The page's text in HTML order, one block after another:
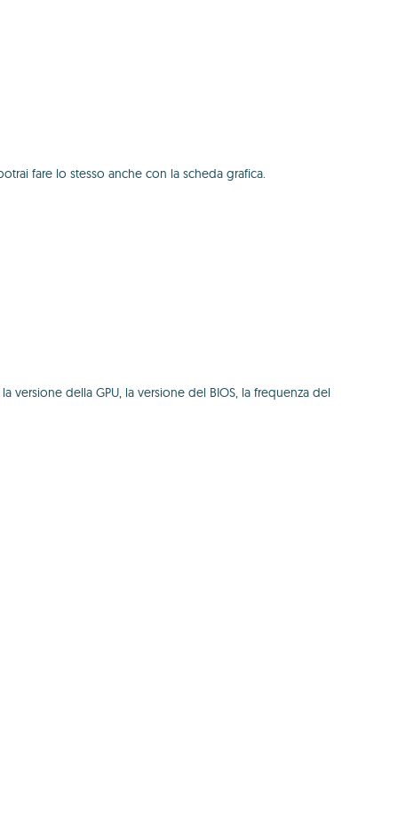
fare lo stesso anche con la scheda grafica.
della GPU, la versione del BIOS, la frequenza del